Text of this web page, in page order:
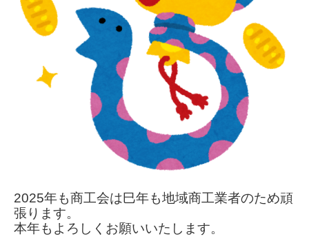
2025年も商工会は巳年も地域商工業者のため頑
張ります。
本年もよろしくお願いいたします。